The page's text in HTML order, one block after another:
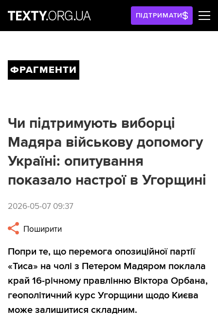
ПІДТРИМАТИ
ФРАГМЕНТИ
Чи підтримують виборці
Мадяра військову допомогу
Україні: опитування
показало настрої в Угорщині
2026-05-07 09:37
Поширити
Попри те, що перемога опозиційної партії
«Тиса» на чолі з Петером Мадяром поклала
край 16-річному правлінню Віктора Орбана,
геополітичний курс Угорщини щодо Києва
може залишитися складним.